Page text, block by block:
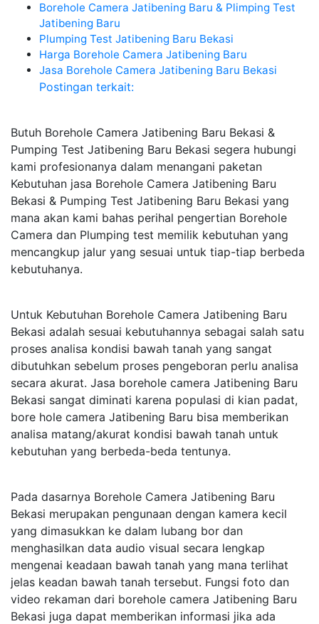
Borehole Camera Jatibening Baru & Plimping Test
Jatibening Baru
Plumping Test Jatibening Baru Bekasi
Harga Borehole Camera Jatibening Baru
Jasa Borehole Camera Jatibening Baru Bekasi
Postingan terkait:
Butuh Borehole Camera Jatibening Baru Bekasi &
Pumping Test Jatibening Baru Bekasi segera hubungi
kami profesionanya dalam menangani paketan
Kebutuhan jasa Borehole Camera Jatibening Baru
Bekasi & Pumping Test Jatibening Baru Bekasi yang
mana akan kami bahas perihal pengertian Borehole
Camera dan Plumping test memilik kebutuhan yang
mencangkup jalur yang sesuai untuk tiap-tiap berbeda
kebutuhanya.
Untuk Kebutuhan Borehole Camera Jatibening Baru
Bekasi adalah sesuai kebutuhannya sebagai salah satu
proses analisa kondisi bawah tanah yang sangat
dibutuhkan sebelum proses pengeboran perlu analisa
secara akurat. Jasa borehole camera Jatibening Baru
Bekasi sangat diminati karena populasi di kian padat,
bore hole camera Jatibening Baru bisa memberikan
analisa matang/akurat kondisi bawah tanah untuk
kebutuhan yang berbeda-beda tentunya.
Pada dasarnya Borehole Camera Jatibening Baru
Bekasi merupakan pengunaan dengan kamera kecil
yang dimasukkan ke dalam lubang bor dan
menghasilkan data audio visual secara lengkap
mengenai keadaan bawah tanah yang mana terlihat
jelas keadan bawah tanah tersebut. Fungsi foto dan
video rekaman dari borehole camera Jatibening Baru
Bekasi juga dapat memberikan informasi jika ada